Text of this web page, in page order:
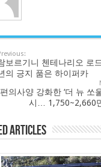
보르기니 첸테나리오 로
의 긍지 품은 하이퍼카
의사양 강화한 ‘더 뉴 쏘
시… 1,750~2,660
Articles